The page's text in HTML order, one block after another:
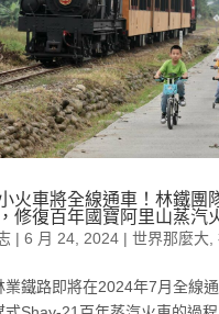
火車將全線通車！林鐵團
修復百年國寶阿里山蒸汽
| 6 月 24, 2024| 世界那麼大,
業鐵路即將在2024年7月全線